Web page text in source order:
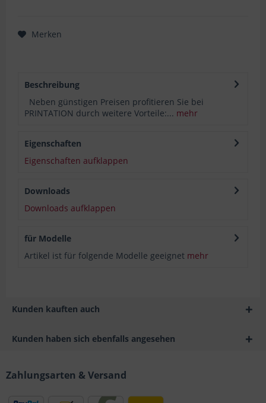
Merken
Beschreibung
Neben günstigen Preisen profitieren Sie bei
PRINTATION durch weitere Vorteile:... mehr
Eigenschaften
Eigenschaften aufklappen
Downloads
Downloads aufklappen
für Modelle
Artikel ist für folgende Modelle geeignet mehr
Kunden kauften auch
Kunden haben sich ebenfalls angesehen
Zahlungsarten & Versand